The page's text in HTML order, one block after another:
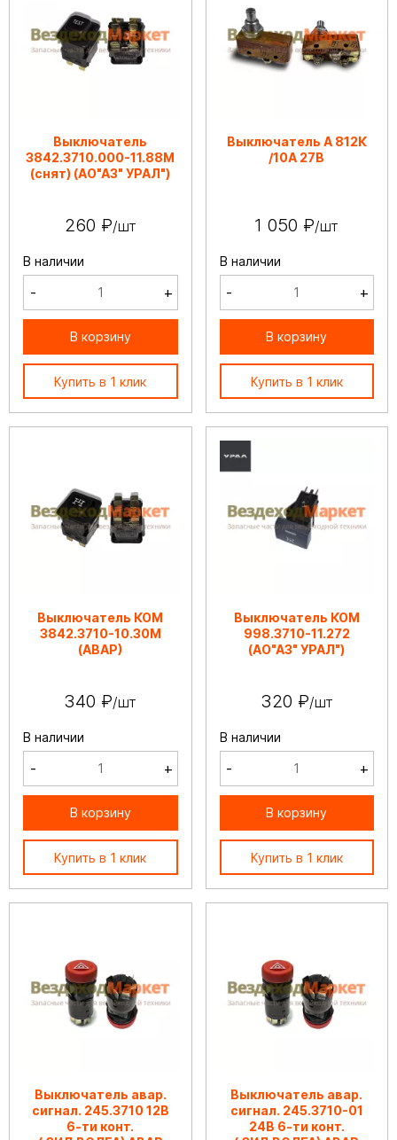
Выключатель
3842.3710.000-11.88М
(снят) (АО"АЗ" УРАЛ")
260 ₽/шт
В наличии
- +
В корзину
Купить в 1 клик
Выключатель А 812К
/10А 27В
1 050 ₽/шт
В наличии
- +
В корзину
Купить в 1 клик
Выключатель КОМ
3842.3710-10.30М
(АВАР)
340 ₽/шт
В наличии
- +
В корзину
Купить в 1 клик
Выключатель КОМ
998.3710-11.272
(АО"АЗ" УРАЛ")
320 ₽/шт
В наличии
- +
В корзину
Купить в 1 клик
Выключатель авар.
сигнал. 245.3710 12В
6-ти конт.
Выключатель авар.
сигнал. 245.3710-01
24В 6-ти конт.